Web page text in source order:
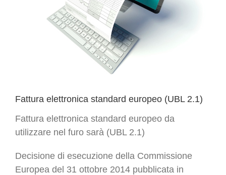
Fattura elettronica standard europeo (UBL 2.1)
Fattura elettronica standard europeo da
utilizzare nel furo sarà (UBL 2.1)
Decisione di esecuzione della Commissione
Europea del 31 ottobre 2014 pubblicata in